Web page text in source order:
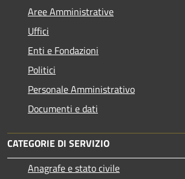
Aree Amministrative
Uffici
Enti e Fondazioni
Politici
Personale Amministrativo
Documenti e dati
CATEGORIE DI SERVIZIO
Anagrafe e stato civile